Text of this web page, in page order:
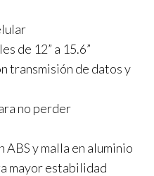
de 12” a 15.6”
transmisión de datos y
no perder
y malla en aluminio
mayor estabilidad